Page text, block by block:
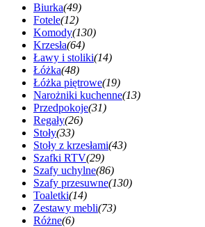
Biurka(49)
Fotele(12)
Komody(130)
Krzesła(64)
Ławy i stoliki(14)
Łóżka(48)
Łóżka piętrowe(19)
Narożniki kuchenne(13)
Przedpokoje(31)
Regały(26)
Stoły(33)
Stoły z krzesłami(43)
Szafki RTV(29)
Szafy uchylne(86)
Szafy przesuwne(130)
Toaletki(14)
Zestawy mebli(73)
Różne(6)